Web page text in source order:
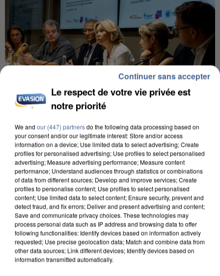
INCENDIES : L’ÎLE-DE-FRANCE LANCE UN ÉLAN
DE SOLIDARITÉ AVEC LES...
Le respect de votre vie privée est
notre priorité
We and our (447) partnersdo the following data processing based on
your consent and/or our legitimate interest: Store and/or access
information on a device; Use limited data to select advertising; Create
profiles for personalised advertising; Use profiles to select personalised
advertising; Measure advertising performance; Measure content
performance; Understand audiences through statistics or combinations
of data from different sources; Develop and improve services; Create
profiles to personalise content; Use profiles to select personalised
content; Use limited data to select content; Ensure security, prevent and
detect fraud, and fix errors; Deliver and present advertising and content;
Save and communicate privacy choices. These technologies may
process personal data such as IP address and browsing data to offer
following functionalities: Identify devices based on information actively
requested; Use precise geolocation data; Match and combine data from
other data sources; Link different devices; Identify devices based on
information transmitted automatically.
Continuer sans accepter